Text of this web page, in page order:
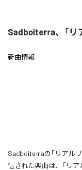
Sadboiterra、「リ
新曲情報
Sadboiterraの「リアル
信された楽曲は、「リア